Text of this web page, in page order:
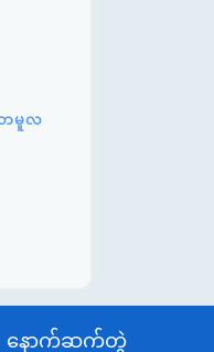
ာမူလ
နောက်ဆက်တွဲ